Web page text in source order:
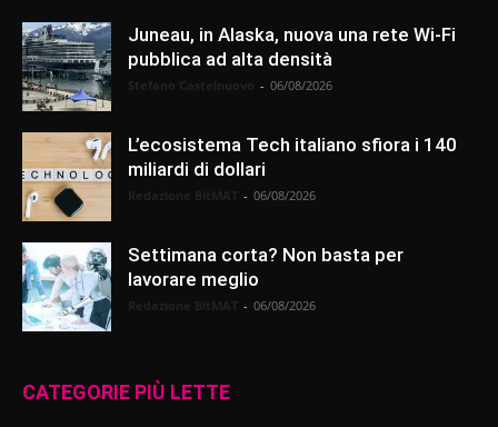
Juneau, in Alaska, nuova una rete Wi-Fi
pubblica ad alta densità
- 06/08/2026
L’ecosistema Tech italiano sfiora i 140
miliardi di dollari
- 06/08/2026
Settimana corta? Non basta per
lavorare meglio
- 06/08/2026
CATEGORIE PIÙ LETTE